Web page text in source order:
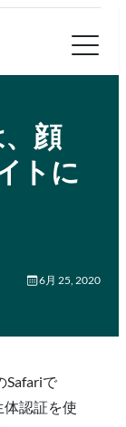
、顔
トに
6月 25, 2020
Safariで
体認証を使